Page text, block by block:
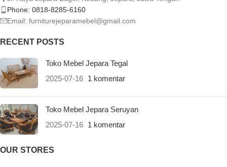
Phone: 0818-8285-6160
Email: furniturejeparamebel@gmail.com
RECENT POSTS
Toko Mebel Jepara Tegal
2025-07-16 1 komentar
Toko Mebel Jepara Seruyan
2025-07-16 1 komentar
OUR STORES